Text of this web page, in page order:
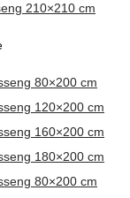
210×210 cm
80×200 cm
120×200 cm
160×200 cm
180×200 cm
80×200 cm